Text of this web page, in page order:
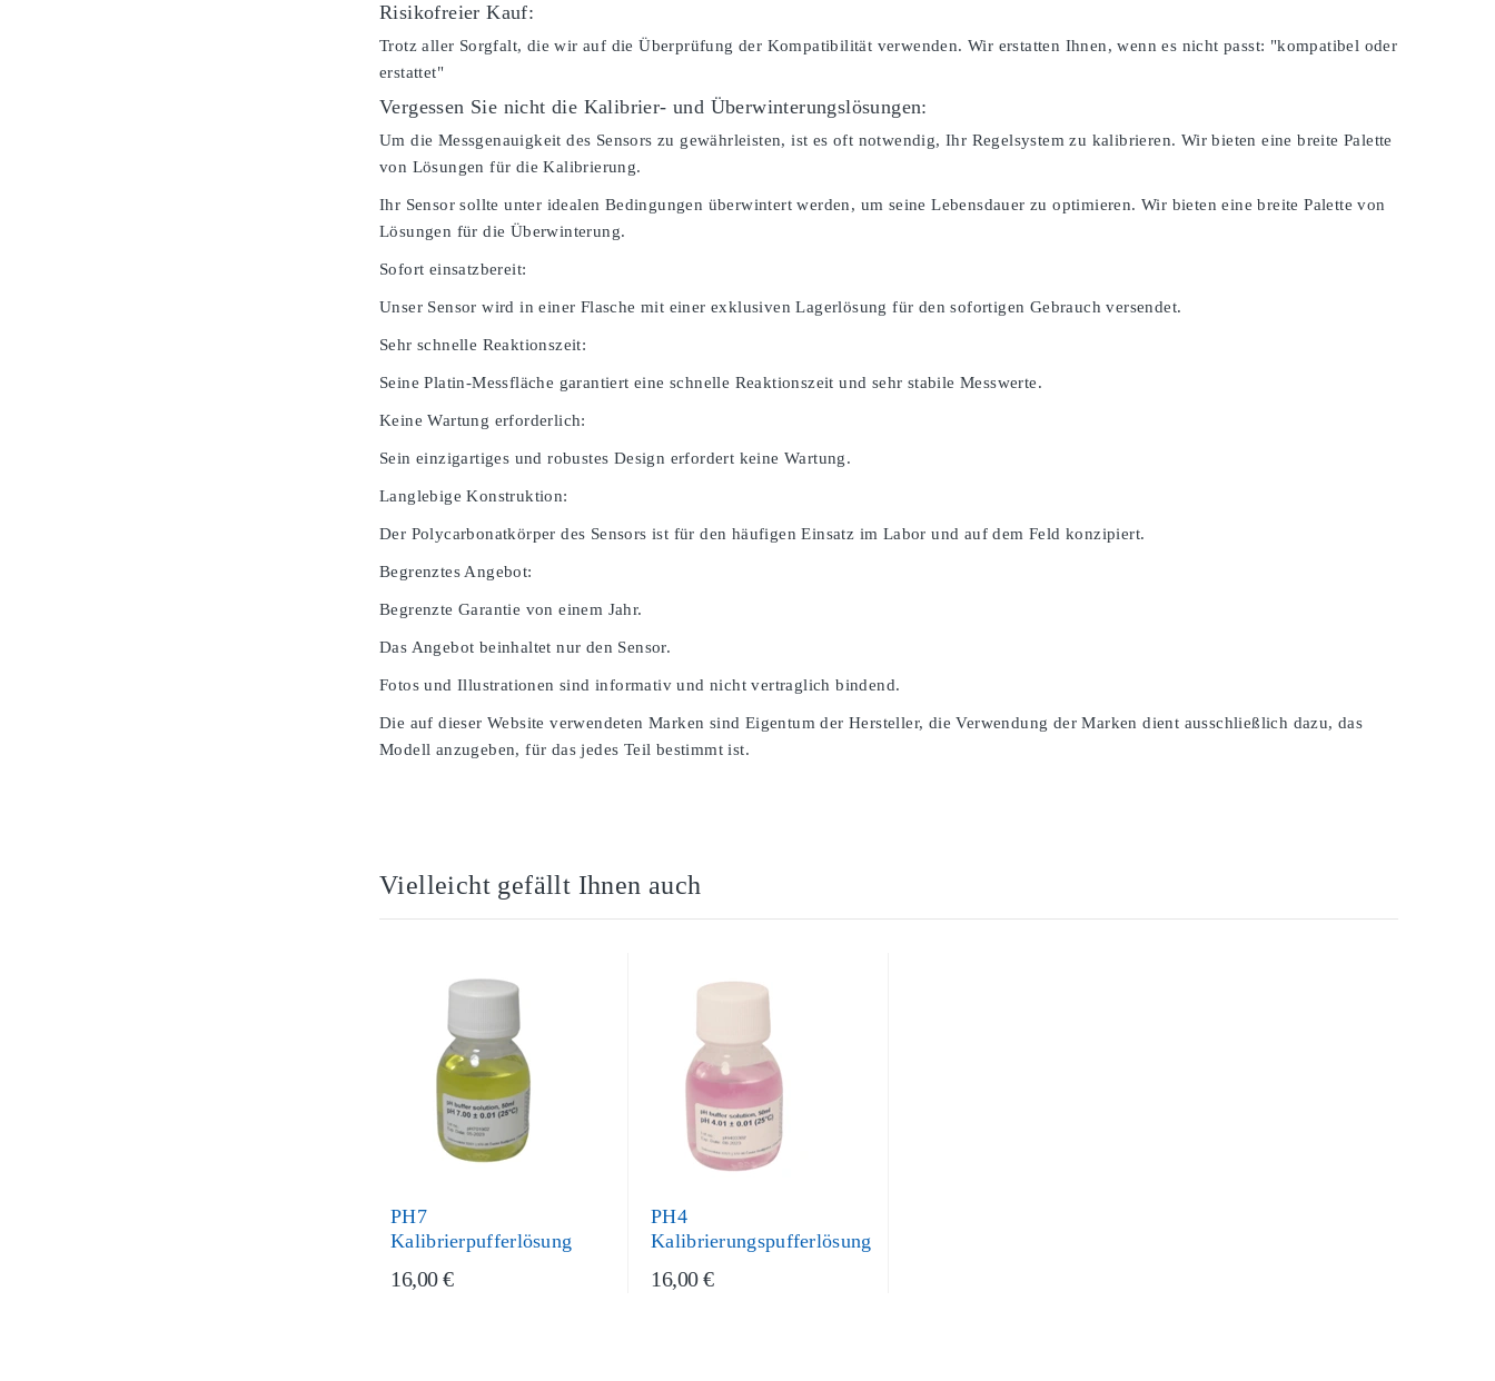
Risikofreier Kauf:
Trotz aller Sorgfalt, die wir auf die Überprüfung der Kompatibilität verwenden. Wir erstatten Ihnen, wenn es nicht passt: "kompatibel oder
erstattet"
Vergessen Sie nicht die Kalibrier- und Überwinterungslösungen:
Um die Messgenauigkeit des Sensors zu gewährleisten, ist es oft notwendig, Ihr Regelsystem zu kalibrieren. Wir bieten eine breite Palette
von Lösungen für die Kalibrierung.
Ihr Sensor sollte unter idealen Bedingungen überwintert werden, um seine Lebensdauer zu optimieren. Wir bieten eine breite Palette von
Lösungen für die Überwinterung.
Sofort einsatzbereit:
Unser Sensor wird in einer Flasche mit einer exklusiven Lagerlösung für den sofortigen Gebrauch versendet.
Sehr schnelle Reaktionszeit:
Seine Platin-Messfläche garantiert eine schnelle Reaktionszeit und sehr stabile Messwerte.
Keine Wartung erforderlich:
Sein einzigartiges und robustes Design erfordert keine Wartung.
Langlebige Konstruktion:
Der Polycarbonatkörper des Sensors ist für den häufigen Einsatz im Labor und auf dem Feld konzipiert.
Begrenztes Angebot:
Begrenzte Garantie von einem Jahr.
Das Angebot beinhaltet nur den Sensor.
Fotos und Illustrationen sind informativ und nicht vertraglich bindend.
Die auf dieser Website verwendeten Marken sind Eigentum der Hersteller, die Verwendung der Marken dient ausschließlich dazu, das
Modell anzugeben, für das jedes Teil bestimmt ist.
Vielleicht gefällt Ihnen auch
PH7
Kalibrierpufferlösung
16,00 €
PH4
Kalibrierungspufferlösung
16,00 €